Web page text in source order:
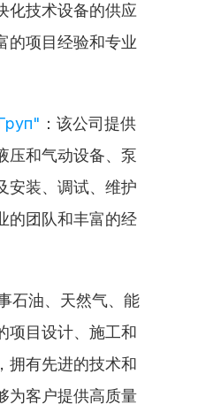
化技术设备的供应
的项目经验和专业
：该公司提供
压和气动设备、泵
安装、调试、维护
的团队和丰富的经
石油、天然气、能
项目设计、施工和
拥有先进的技术和
为客户提供高质量